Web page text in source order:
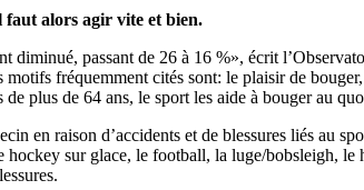
faut alors agir vite et bien.
passant de 26 à 16 %», écrit
fréquemment cités sont: le plaisir de
plus de 64 ans, le sport les aide à bouger au
en raison d’accidents et de blessures liés au
sur glace, le football, la luge/bobsleigh,